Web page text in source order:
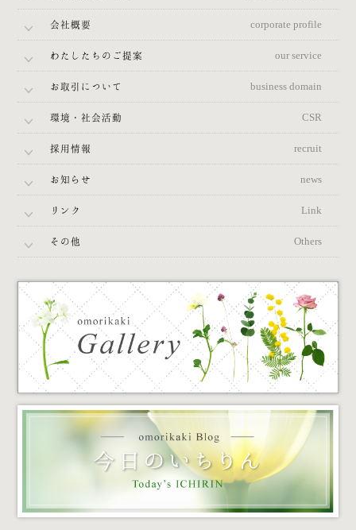
会社概要 corporate profile
わたしたちのご提案 our service
お取引について business domain
環境・社会活動 CSR
採用情報 recruit
お知らせ news
リンク Link
その他 Others